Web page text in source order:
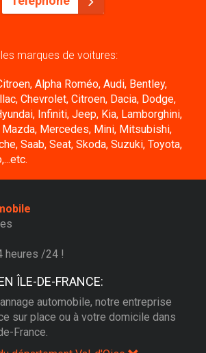
marques de voitures:
Alpha Roméo, Audi, Bentley,
Chevrolet, Citroen, Dacia, Dodge,
Infiniti, Jeep, Kia, Lamborghini,
Mazda, Mercedes, Mini, Mitsubishi,
Saab, Seat, Skoda, Suzuki, Toyota,
heures /24 !
ÎLE-DE-FRANCE:
automobile, notre entreprise
sur place ou à votre domicile dans
France.